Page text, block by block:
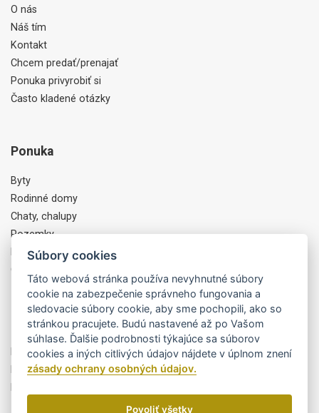
O nás
Náš tím
Kontakt
Chcem predať/prenajať
Ponuka privyrobiť si
Často kladené otázky
Ponuka
Byty
Rodinné domy
Chaty, chalupy
Pozemky
Komercia, Objekty
Ostatné
Partneri
Byty Trikota
MiPEdesign
Súbory cookies
Táto webová stránka používa nevyhnutné súbory
cookie na zabezpečenie správneho fungovania a
sledovacie súbory cookie, aby sme pochopili, ako so
stránkou pracujete. Budú nastavené až po Vašom
súhlase. Ďalšie podrobnosti týkajúce sa súborov
cookies a iných citlivých údajov nájdete v úplnom znení
zásady ochrany osobných údajov.
Povoliť všetky